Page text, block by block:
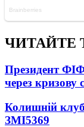
ЧИТАЙТЕ
Президент
через кризову
Колишній
ЗМІ5369